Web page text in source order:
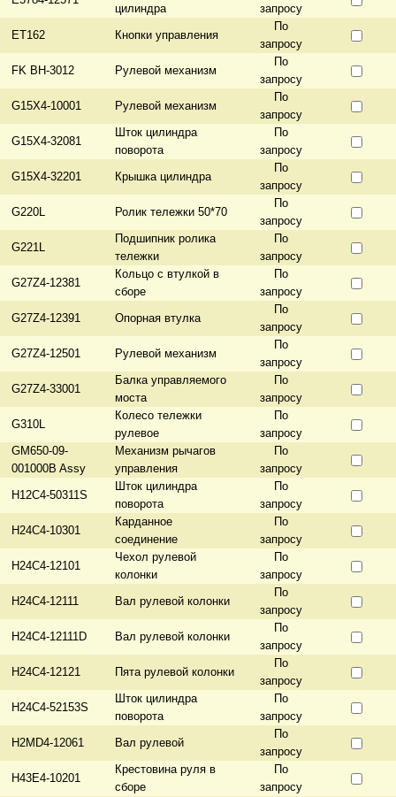
цилиндра
запросу
ET162
Кнопки управления
По
запросу
FK BH-3012
Рулевой механизм
По
запросу
G15X4-10001
Рулевой механизм
По
запросу
G15X4-32081
Шток цилиндра
поворота
По
запросу
G15X4-32201
Крышка цилиндра
По
запросу
G220L
Ролик тележки 50*70
По
запросу
G221L
Подшипник ролика
тележки
По
запросу
G27Z4-12381
Кольцо с втулкой в
сборе
По
запросу
G27Z4-12391
Опорная втулка
По
запросу
G27Z4-12501
Рулевой механизм
По
запросу
G27Z4-33001
Балка управляемого
моста
По
запросу
G310L
Колесо тележки
рулевое
По
запросу
GM650-09-
001000B Assy
Механизм рычагов
управления
По
запросу
H12C4-50311S
Шток цилиндра
поворота
По
запросу
H24C4-10301
Карданное
соединение
По
запросу
H24C4-12101
Чехол рулевой
колонки
По
запросу
H24C4-12111
Вал рулевой колонки
По
запросу
H24C4-12111D
Вал рулевой колонки
По
запросу
H24C4-12121
Пята рулевой колонки
По
запросу
H24C4-52153S
Шток цилиндра
поворота
По
запросу
H2MD4-12061
Вал рулевой
По
запросу
H43E4-10201
Крестовина руля в
сборе
По
запросу